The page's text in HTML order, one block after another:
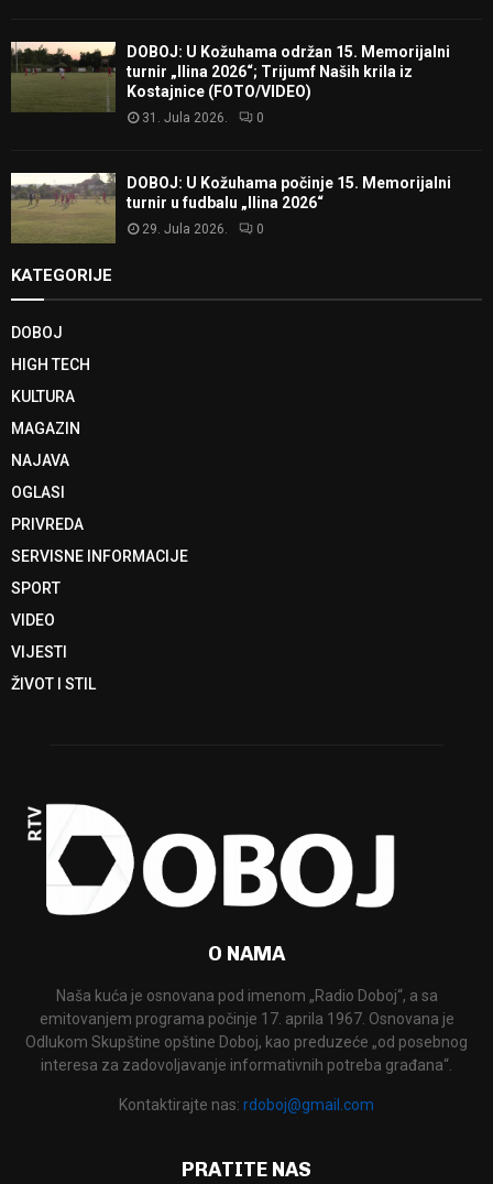
DOBOJ: U Kožuhama održan 15. Memorijalni
turnir „Ilina 2026“; Trijumf Naših krila iz
Kostajnice (FOTO/VIDEO)
31. Jula 2026. 0
DOBOJ: U Kožuhama počinje 15. Memorijalni
turnir u fudbalu „Ilina 2026“
29. Jula 2026. 0
KATEGORIJE
DOBOJ
HIGH TECH
KULTURA
MAGAZIN
NAJAVA
OGLASI
PRIVREDA
SERVISNE INFORMACIJE
SPORT
VIDEO
VIJESTI
ŽIVOT I STIL
O NAMA
Naša kuća je osnovana pod imenom „Radio Doboj“, a sa
emitovanjem programa počinje 17. aprila 1967. Osnovana je
Odlukom Skupštine opštine Doboj, kao preduzeće „od posebnog
interesa za zadovoljavanje informativnih potreba građana“.
Kontaktirajte nas: rdoboj@gmail.com
PRATITE NAS